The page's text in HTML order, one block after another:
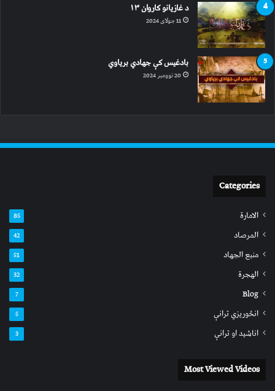
د غازیانو کاروان ۱۳
11 جولای 2024
بادغیس کې جهادي بریاوي
20 نوومبر 2024
Categories
الامارة 85
المرصاد 42
منبع الجهاد 51
الهجرة 32
Blog
7
انځوریزي ترانې 5
اناشید او ترانې 3
Most Viewed Videos